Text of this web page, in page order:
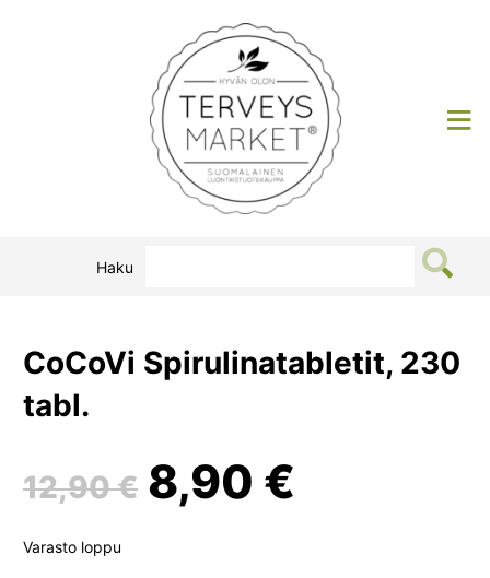
Terveysmarket
Haku
CoCoVi Spirulinatabletit, 230
tabl.
12,90€ Alkuperäinen
8,90 €
Varasto loppu